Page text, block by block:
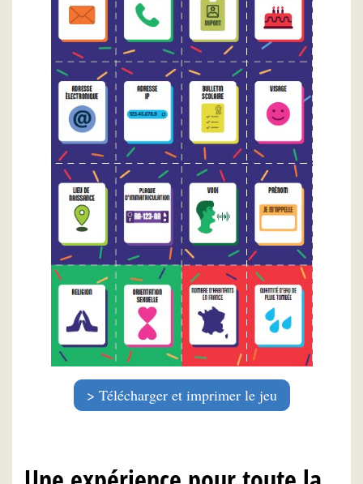
Télécharger et imprimer le jeu